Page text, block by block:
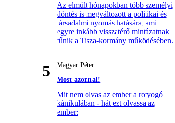
Az elmúlt hónapokban több személyi
döntés is megváltozott a politikai és
társadalmi nyomás hatására, ami
egyre inkább visszatérő mintázatnak
tűnik a Tisza-kormány működésében.
5
Magyar Péter
Most azonnal!
Mit nem olvas az ember a rotyogó
kánikulában - hát ezt olvassa az
ember: